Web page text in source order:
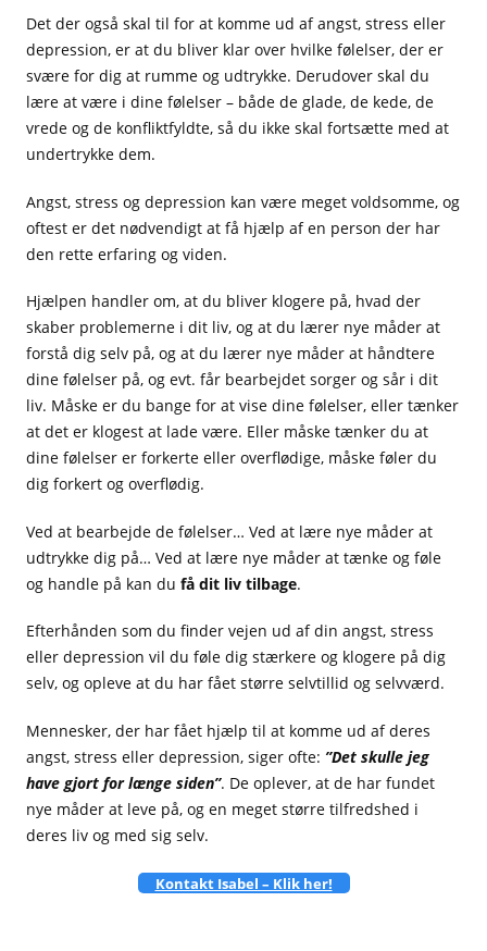
Det der også skal til for at komme ud af angst, stress eller
depression, er at du bliver klar over hvilke følelser, der er
svære for dig at rumme og udtrykke. Derudover skal du
lære at være i dine følelser – både de glade, de kede, de
vrede og de konfliktfyldte, så du ikke skal fortsætte med at
undertrykke dem.
Angst, stress og depression kan være meget voldsomme, og
oftest er det nødvendigt at få hjælp af en person der har
den rette erfaring og viden.
Hjælpen handler om, at du bliver klogere på, hvad der
skaber problemerne i dit liv, og at du lærer nye måder at
forstå dig selv på, og at du lærer nye måder at håndtere
dine følelser på, og evt. får bearbejdet sorger og sår i dit
liv. Måske er du bange for at vise dine følelser, eller tænker
at det er klogest at lade være. Eller måske tænker du at
dine følelser er forkerte eller overflødige, måske føler du
dig forkert og overflødig.
Ved at bearbejde de følelser… Ved at lære nye måder at
udtrykke dig på… Ved at lære nye måder at tænke og føle
og handle på kan du få dit liv tilbage.
Efterhånden som du finder vejen ud af din angst, stress
eller depression vil du føle dig stærkere og klogere på dig
selv, og opleve at du har fået større selvtillid og selvværd.
Mennesker, der har fået hjælp til at komme ud af deres
angst, stress eller depression, siger ofte: ”Det skulle jeg
have gjort for længe siden”. De oplever, at de har fundet
nye måder at leve på, og en meget større tilfredshed i
deres liv og med sig selv.
Kontakt Isabel – Klik her!